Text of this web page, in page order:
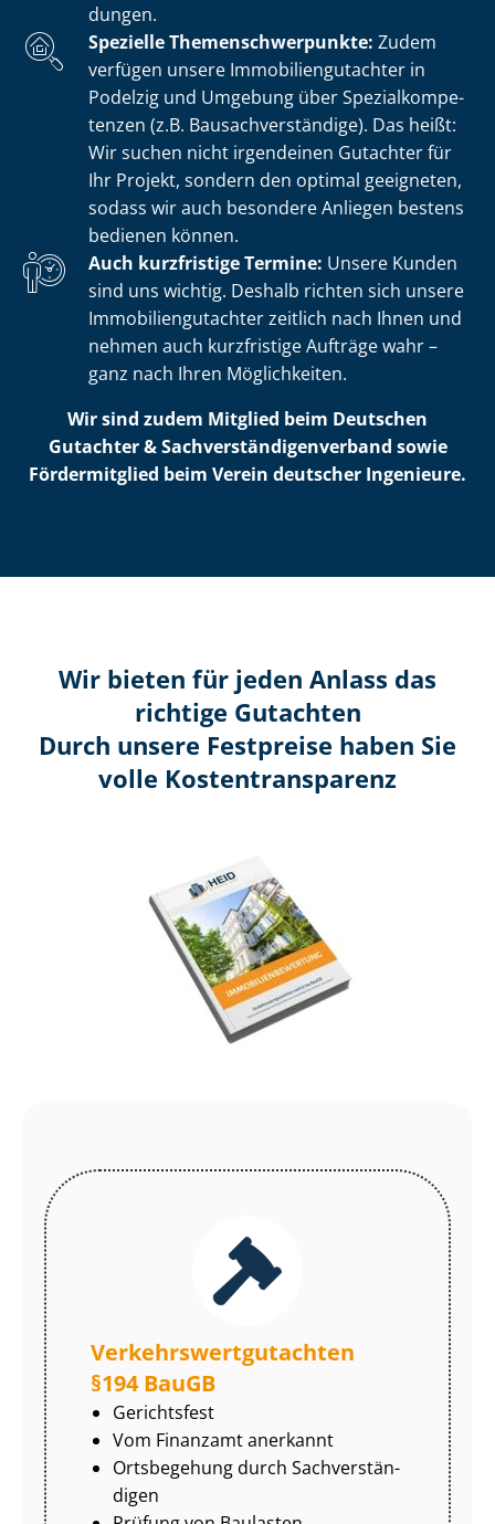
dun­gen.
Spezielle The­men­schwer­punk­te: Zudem
verfügen unsere Im­mo­bi­li­en­gut­ach­ter in
Podelzig und Umgebung über Spe­zi­al­kom­pe­
ten­zen (z.B. Bau­sach­ver­stän­di­ge). Das heißt:
Wir suchen nicht irgendeinen Gutachter für
Ihr Projekt, sondern den optimal geeigneten,
sodass wir auch besondere Anliegen bestens
bedienen können.
Auch kurzfristige Termine: Unsere Kunden
sind uns wichtig. Deshalb richten sich unsere
Im­mo­bi­li­en­gut­ach­ter zeitlich nach Ihnen und
nehmen auch kurzfristige Aufträge wahr –
ganz nach Ihren Möglichkeiten.
Wir sind zudem Mitglied beim Deutschen
Gutachter & Sach­ver­stän­di­gen­ver­band sowie
Fördermitglied beim Verein deutscher Ingenieure.
Wir bieten für jeden Anlass das
richtige Gutachten
Durch unsere Festpreise haben Sie
volle Kosten­transparenz
Ver­kehrs­wert­gut­ach­ten
§194 BauGB
Gerichtsfest
Vom Finanzamt anerkannt
Ortsbegehung durch Sach­ver­stän­
di­gen